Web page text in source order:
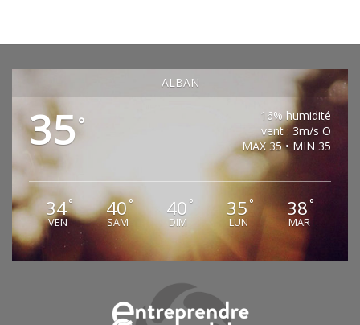
ALBAN
35°
16% humidité
vent : 3m/s O
MAX 35 • MIN 35
34°
VEN
40°
SAM
40 °
DIM
35 °
LUN
38°
MAR